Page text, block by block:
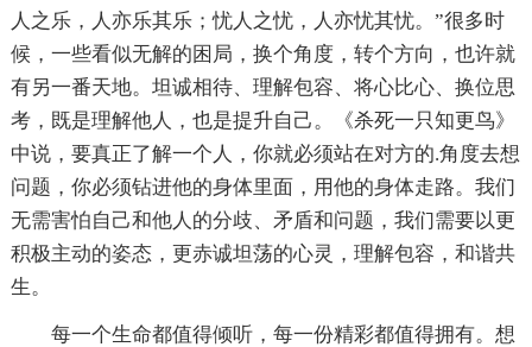
人之乐，人亦乐其乐；忧人之忧，人亦忧其忧。”很多时
候，一些看似无解的困局，换个角度，转个方向，也许就
有另一番天地。坦诚相待、理解包容、将心比心、换位思
考，既是理解他人，也是提升自己。《杀死一只知更鸟》
中说，要真正了解一个人，你就必须站在对方的.角度去想
问题，你必须钻进他的身体里面，用他的身体走路。我们
无需害怕自己和他人的分歧、矛盾和问题，我们需要以更
积极主动的姿态，更赤诚坦荡的心灵，理解包容，和谐共
生。
每一个生命都值得倾听，每一份精彩都值得拥有。想